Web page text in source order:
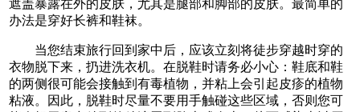
遮盖暴露在外的皮肤，尤其是腿部和脚部的皮肤。最简单的
办法是穿好长裤和鞋袜。
当您结束旅行回到家中后，应该立刻将徒步穿越时穿的
衣物脱下来，扔进洗衣机。在脱鞋时请务必小心：鞋底和鞋
的两侧很可能会接触到有毒植物，并粘上会引起皮疹的植物
粘液。因此，脱鞋时尽量不要用手触碰这些区域，否则您可